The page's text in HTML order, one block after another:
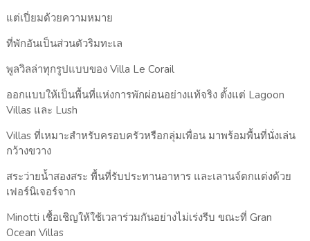
แต่เปี่ยมด้วยความหมาย
ที่พักอันเป็นส่วนตัวริมทะเล
พูลวิลล่าทุกรูปแบบของ Villa Le Corail
ออกแบบให้เป็นพื้นที่แห่งการพักผ่อนอย่างแท้จริง ตั้งแต่ Lagoon
Villas และ Lush
Villas ที่เหมาะสำหรับครอบครัวหรือกลุ่มเพื่อน มาพร้อมพื้นที่นั่งเล่น
กว้างขวาง
สระว่ายน้ำสองสระ พื้นที่รับประทานอาหาร และเลานจ์ตกแต่งด้วย
เฟอร์นิเจอร์จาก
Minotti เชื้อเชิญให้ใช้เวลาร่วมกันอย่างไม่เร่งรีบ ขณะที่ Gran
Ocean Villas